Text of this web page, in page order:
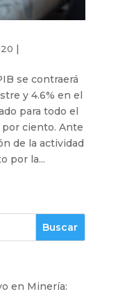
|
se contraerá
y 4.6% en el
para todo el
por ciento. Ante
de la actividad
por la...
en Minería: